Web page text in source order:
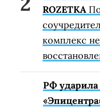
ROZETKA
комплекс
РФ ударила